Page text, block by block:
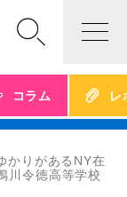
コラム レ
かりがあるNY在
川令徳高等学校